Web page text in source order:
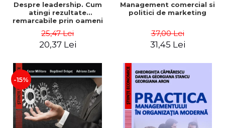
Despre leadership. Cum
atingi rezultate
remarcabile prin oameni
25,47 Lei
20,37 Lei
Management comercial si
politici de marketing
37,00 Lei
31,45 Lei
-15%